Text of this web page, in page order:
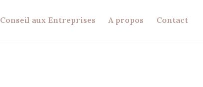
Conseil aux Entreprises A propos Contact